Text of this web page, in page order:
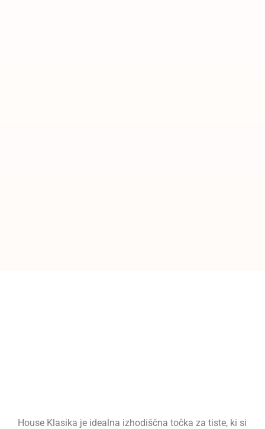
House Klasika je idealna izhodiščna točka za tiste, ki si